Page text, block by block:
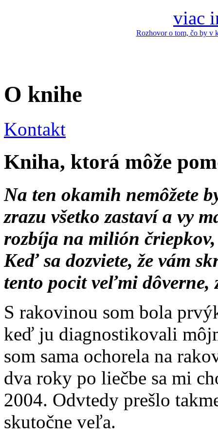
viac
Rozhovor o tom, čo by v
O knihe
Kontakt
Kniha, ktorá môže
Na ten okamih nemôžete
zrazu všetko zastaví a vy
rozbíja na milión
Keď sa dozviete, že vám
tento pocit veľmi
S rakovinou som bola
keď ju diagnostikovali
som sama ochorela na
dva roky po liečbe sa mi
2004. Odvtedy prešlo
skutočne veľa.